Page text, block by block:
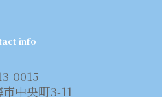
info
0015
中央町3-11